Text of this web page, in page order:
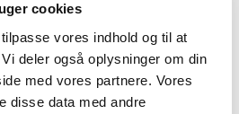
cookies
vores indhold og til at
deler også oplysninger om din
med vores partnere. Vores
disse data med andre
selvværd,
Angst,